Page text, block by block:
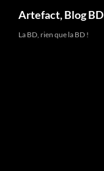
Aller
Artefact, Blog BD
La BD, rien que la BD !